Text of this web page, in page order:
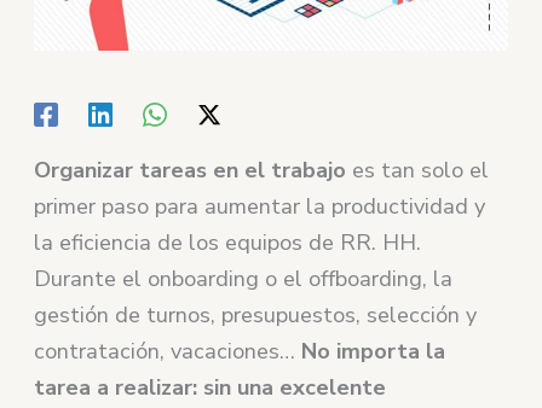
Organizar tareas en el trabajo es tan solo el
primer paso para aumentar la productividad y
la eficiencia de los equipos de RR. HH.
Durante el onboarding o el offboarding, la
gestión de turnos, presupuestos, selección y
contratación, vacaciones… No importa la
tarea a realizar: sin una excelente